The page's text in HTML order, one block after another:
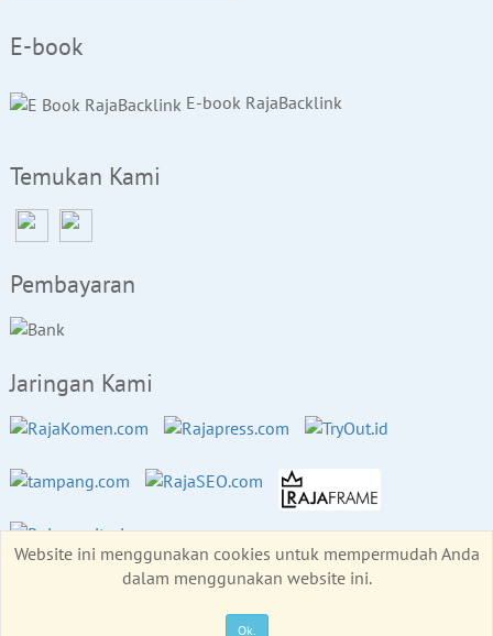
E-book
E-book RajaBacklink
Temukan Kami
Pembayaran
Jaringan Kami
All rights reserved
Website ini menggunakan cookies untuk mempermudah Anda
dalam menggunakan website ini.
Ok.